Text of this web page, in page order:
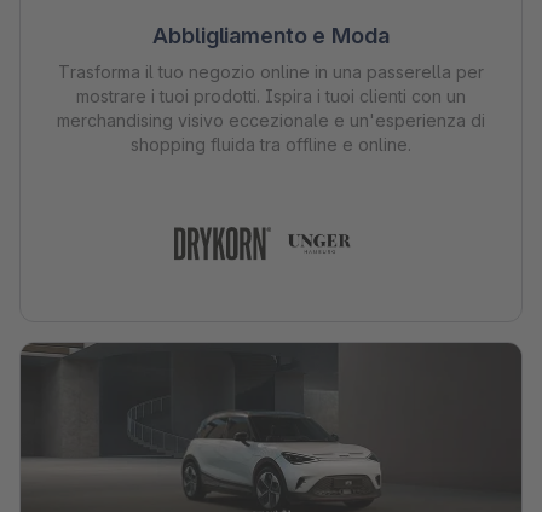
Abbligliamento e Moda
Trasforma il tuo negozio online in una passerella per
mostrare i tuoi prodotti. Ispira i tuoi clienti con un
merchandising visivo eccezionale e un'esperienza di
shopping fluida tra offline e online.